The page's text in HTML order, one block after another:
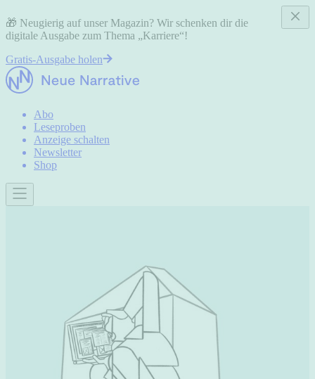
🎁 Neugierig auf unser Magazin? Wir schenken dir die
digitale Ausgabe zum Thema „Karriere“!
Gratis-Ausgabe holen
Abo
Leseproben
Anzeige schalten
Newsletter
Shop